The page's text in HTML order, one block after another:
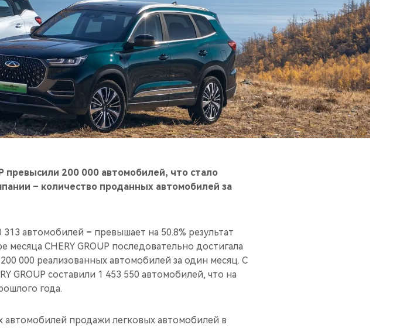
превысили 200 000 автомобилей, что стало
– количество проданных автомобилей за
313 автомобилей – превышает на 50.8% результат
CHERY GROUP последовательно достигала
000 реализованных автомобилей за один месяц. С
GROUP составили 1 453 550 автомобилей, что на
года.
продажи легковых автомобилей в